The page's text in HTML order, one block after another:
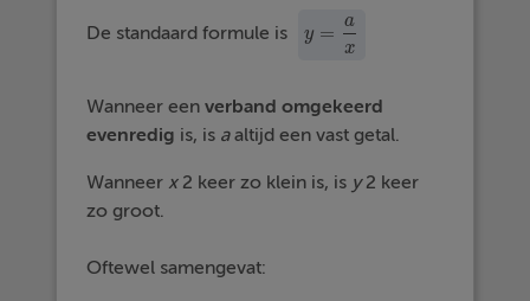
De standaard formule is y =
a
x
y=a x
Wanneer eenverband omgekeerd
evenredig is, is aaltijd een vast getal.
Wanneer x 2 keer zo klein is, is y2 keer
zo groot.
Oftewel samengevat: